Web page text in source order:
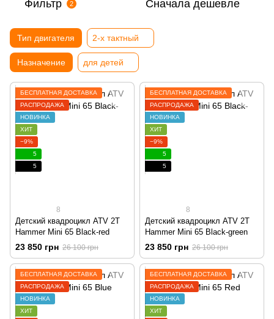
Фильтр 2 Сначала дешевле
Тип двигателя 2-х тактный
Назначение для детей
БЕСПЛАТНАЯ ДОСТАВКА
РАСПРОДАЖА
НОВИНКА
ХИТ
−9%
5
5
8
Детский квадроцикл ATV 2T
Hammer Mini 65 Black-red
23 850 грн 26 100 грн
БЕСПЛАТНАЯ ДОСТАВКА
РАСПРОДАЖА
НОВИНКА
ХИТ
−9%
5
5
8
Детский квадроцикл ATV 2T
Hammer Mini 65 Black-green
23 850 грн 26 100 грн
БЕСПЛАТНАЯ ДОСТАВКА
РАСПРОДАЖА
НОВИНКА
ХИТ
БЕСПЛАТНАЯ ДОСТАВКА
РАСПРОДАЖА
НОВИНКА
ХИТ